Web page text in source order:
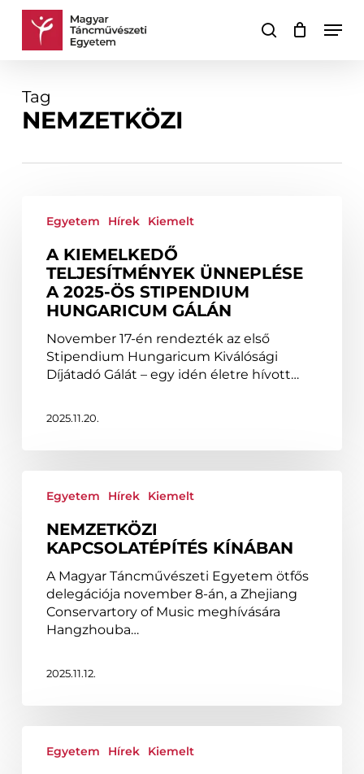
Skip
keresés
Kosár Kosár
Tag
NEMZETKÖZI
kiemelkedő
ünneplése
2025-
Hungaricum
Gálán
Egyetem Hírek Kiemelt
A KIEMELKEDŐ
TELJESÍTMÉNYEK ÜNNEPLÉSE
A 2025-ÖS STIPENDIUM
HUNGARICUM GÁLÁN
November 17-én rendezték az első
Stipendium Hungaricum Kiválósági
Díjátadó Gálát – egy idén életre hívott…
2025.11.20.
kapcsolatépítés
Egyetem Hírek Kiemelt
NEMZETKÖZI
KAPCSOLATÉPÍTÉS KÍNÁBAN
A Magyar Táncművészeti Egyetem ötfős
delegációja november 8-án, a Zhejiang
Conservartory of Music meghívására
Hangzhouba…
2025.11.12.
nagyEgyetem Hírek Kiemelt